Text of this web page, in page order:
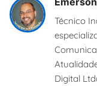
Técnico
Digital